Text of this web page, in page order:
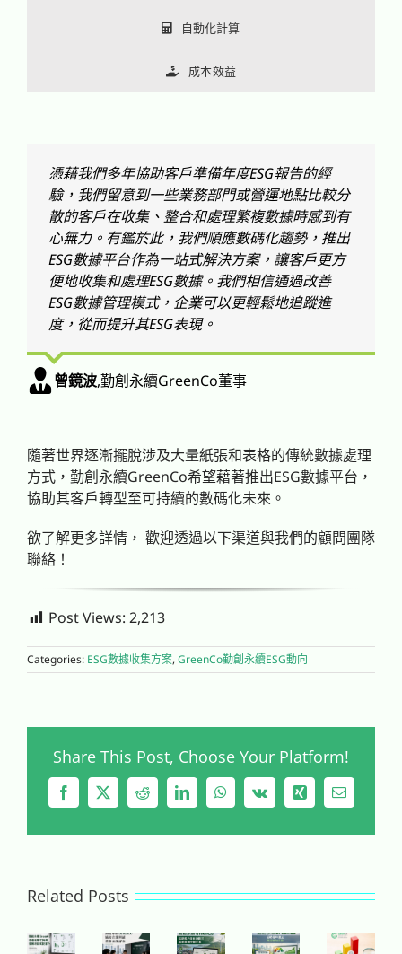
自動化計算
成本效益
憑藉我們多年協助客戶準備年度ESG報告的經
驗，我們留意到一些業務部門或營運地點比較分
散的客戶在收集、整合和處理繁複數據時感到有
心無力。有鑑於此，我們順應數碼化趨勢，推出
ESG數據平台作為一站式解決方案，讓客戶更方
便地收集和處理ESG數據。我們相信通過改善
ESG數據管理模式，企業可以更輕鬆地追蹤進
度，從而提升其ESG表現。
曾鏡波,勤創永續GreenCo董事
隨著世界逐漸擺脫涉及大量紙張和表格的傳統數據處理
方式，勤創永續GreenCo希望藉著推出ESG數據平台，
協助其客戶轉型至可持續的數碼化未來。
欲了解更多詳情， 歡迎透過以下渠道與我們的顧問團隊
聯絡！
Post Views: 2,213
Categories: ESG數據收集方案, GreenCo勤創永續ESG動向
Share This Post, Choose Your Platform!
Facebook
X RedditLinkedInWhatsApp
Vk Xing Email
Related Posts